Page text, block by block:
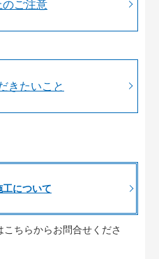
のご注意
きたいこと
について
ちらからお問合せくださ